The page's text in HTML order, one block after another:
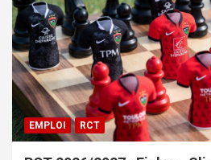
EMPLOI RCT